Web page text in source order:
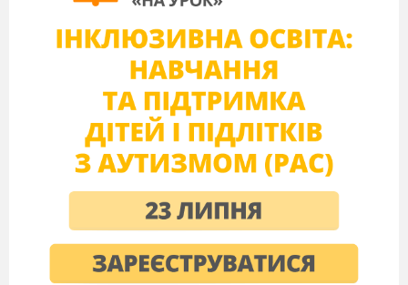
дитини в родині»
Вашій увазі я хочу надати аналіз цього
анкетування у вигляді презентації(перегляд і
коментування вчителем результатів анкетування)
При індивідуальних розмовах з більшістю
з вас я прийшла до висновку: деякі батьки,
нстатуючи, що їх син або донька перестала
навчатися, змирилися з цим і зробили висновок- не
всім же бути вченими, високоосвіченими. Ще інші
дали зрозуміти своїм чадам, що усе сьогодні
купується- і вуз, і диплом, і робота. Та це не так….
Внаслідок такої позиції батьків падає
інтерес до навчання. Отак поступово наш учень
починає нехтувати домашнім завданням, певний час
ще тримається на тому,що запам’ятав на уроці, а